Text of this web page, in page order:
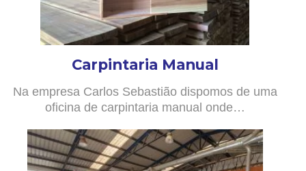
Carpintaria Manual
Na empresa Carlos Sebastião dispomos de uma
oficina de carpintaria manual onde…